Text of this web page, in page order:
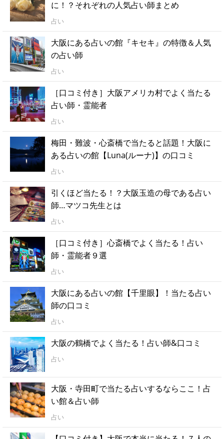
に！？それぞれの人気占い師まとめ
占い
大阪にある占いの館『キセキ』の特徴＆人気
の占い師
占い
［口コミ付き］大阪アメリカ村でよく当たる
占い師・霊能者
占い
梅田・難波・心斎橋で当たると話題！大阪に
ある占いの館【Luna(ルーナ)】の口コミ
占い
引くほど当たる！？大阪玉造の母である占い
師…マツコ先生とは
占い
［口コミ付き］心斎橋でよく当たる！占い
師・霊能者９選
占い
大阪にある占いの館【千里眼】！当たる占い
師の口コミ
占い
大阪の鶴橋でよく当たる！占い師&口コミ
占い
大阪・寺田町で当たる占いするならここ！占
い館＆占い師
占い